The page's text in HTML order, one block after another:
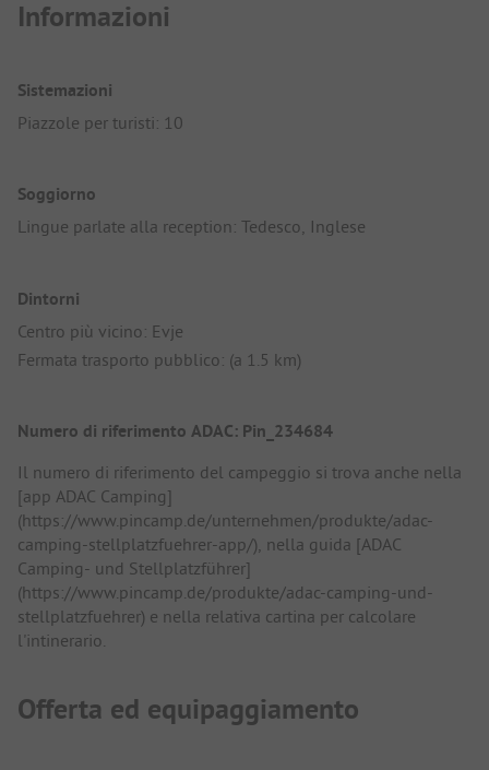
Informazioni
Sistemazioni
Piazzole per turisti: 10
Soggiorno
Lingue parlate alla reception: Tedesco, Inglese
Dintorni
Centro più vicino: Evje
Fermata trasporto pubblico: (a 1.5 km)
Numero di riferimento ADAC: Pin_234684
Il numero di riferimento del campeggio si trova anche nella
[app ADAC Camping]
(https://www.pincamp.de/unternehmen/produkte/adac-
camping-stellplatzfuehrer-app/), nella guida [ADAC
Camping- und Stellplatzführer]
(https://www.pincamp.de/produkte/adac-camping-und-
stellplatzfuehrer) e nella relativa cartina per calcolare
l'intinerario.
Offerta ed equipaggiamento